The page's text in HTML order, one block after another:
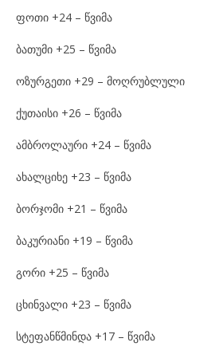
ფოთი +24 – წვიმა
ბათუმი +25 – წვიმა
ოზურგეთი +29 – მოღრუბლული
ქუთაისი +26 – წვიმა
ამბროლაური +24 – წვიმა
ახალციხე +23 – წვიმა
ბორჯომი +21 – წვიმა
ბაკურიანი +19 – წვიმა
გორი +25 – წვიმა
ცხინვალი +23 – წვიმა
სტეფანწმინდა +17 – წვიმა